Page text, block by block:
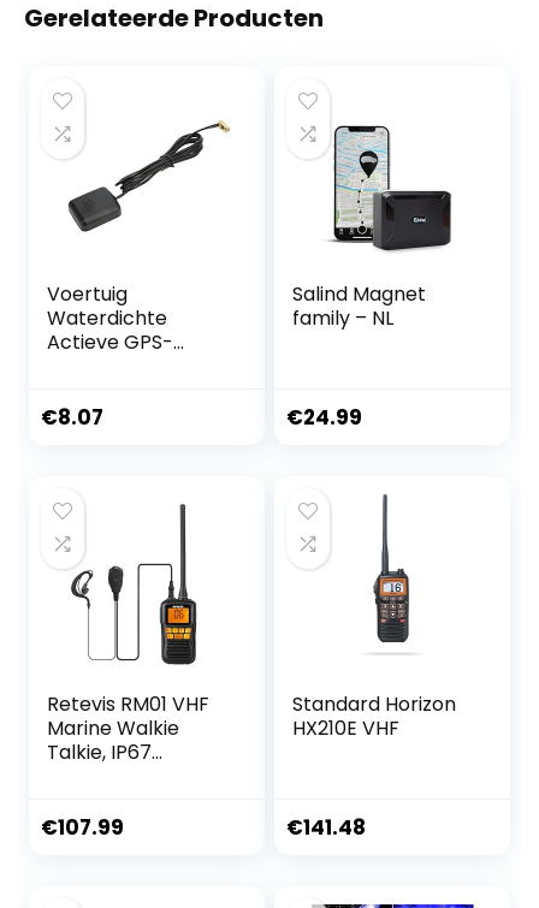
Gerelateerde Producten
Voertuig
Waterdichte
Actieve GPS-
Mannelijke
navigatiesysteem
module
Vrachtwagen
Marine Boot GPS-
trackerlocator
Realtime Tracking
€8.07
Salind Magnet
family – NL
€24.99
Retevis RM01 VHF
Marine Walkie
Talkie, IP67
Trillingen Drijvende
€107.99
Standard Horizon
HX210E VHF
€141.48